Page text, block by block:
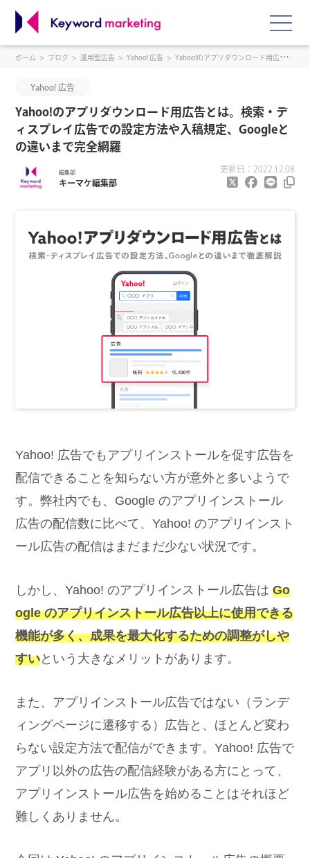
ホーム ブログ 運用型広告 Yahoo! 広告 Yahoo!のアプリダウンロード用広告とは。検索・ディスプレイ広告での設定方法や入稿規定、Googleとの違いまで完全網羅
Yahoo! 広告
Yahoo!のアプリダウンロード用広告とは。検索・デ
ィスプレイ広告での設定方法や入稿規定、Googleと
の違いまで完全網羅
編集部
キーマケ編集部
更新日：2022.12.08
Yahoo! 広告でもアプリインストールを促す広告を
配信できることを知らない方が意外と多いようで
す。弊社内でも、Google のアプリインストール
広告の配信数に比べて、Yahoo! のアプリインスト
ール広告の配信はまだまだ少ない状況です。
しかし、Yahoo! のアプリインストール広告はGo
ogle のアプリインストール広告以上に使用できる
機能が多く、成果を最大化するための調整がしや
すいという大きなメリットがあります。
また、アプリインストール広告ではない（ランデ
ィングページに遷移する）広告と、ほとんど変わ
らない設定方法で配信ができます。Yahoo! 広告で
アプリ以外の広告の配信経験がある方にとって、
アプリインストール広告を始めることはそれほど
難しくありません。